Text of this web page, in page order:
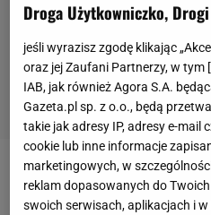
Po pozbawionym trofeów
Świątek przenosi się na
Droga Użytkowniczko,
jeśli wyrazisz zgodę klikając
oraz jej Zaufani Partnerzy, w tym [
IAB, jak również Agora S.A.
Gazeta.pl sp. z o.o., będą
takie jak adresy IP, adresy e-mail
cookie lub inne informacje
marketingowych, w
reklam dopasowanych do
swoich serwisach, aplikacjach i